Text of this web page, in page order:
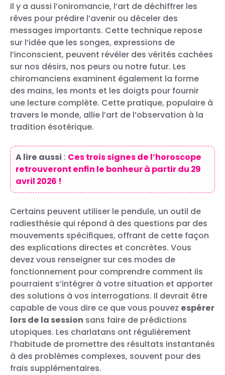
Il y a aussi l’oniromancie, l’art de déchiffrer les
rêves pour prédire l’avenir ou déceler des
messages importants. Cette technique repose
sur l’idée que les songes, expressions de
l’inconscient, peuvent révéler des vérités cachées
sur nos désirs, nos peurs ou notre futur. Les
chiromanciens examinent également la forme
des mains, les monts et les doigts pour fournir
une lecture complète. Cette pratique, populaire à
travers le monde, allie l’art de l’observation à la
tradition ésotérique.
A lire aussi : Ces trois signes de l’horoscope
retrouveront enfin le bonheur à partir du 29
avril 2026 !
Certains peuvent utiliser le pendule, un outil de
radiesthésie qui répond à des questions par des
mouvements spécifiques, offrant de cette façon
des explications directes et concrètes. Vous
devez vous renseigner sur ces modes de
fonctionnement pour comprendre comment ils
pourraient s’intégrer à votre situation et apporter
des solutions à vos interrogations. Il devrait être
capable de vous dire ce que vous pouvez espérer
lors de la session sans faire de prédictions
utopiques. Les charlatans ont régulièrement
l’habitude de promettre des résultats instantanés
à des problèmes complexes, souvent pour des
frais supplémentaires.